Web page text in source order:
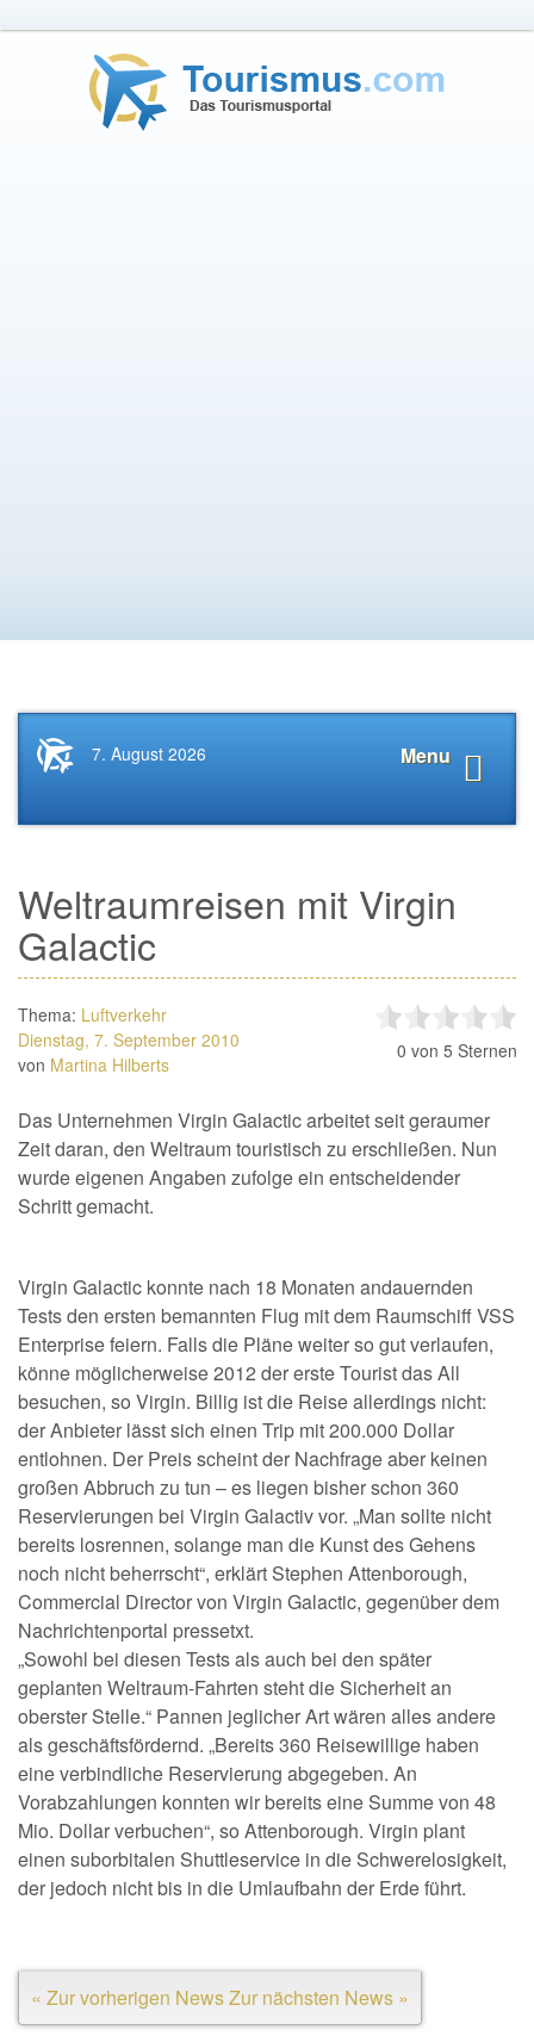
Startseite
News.Tourismus.com
Menu
7. August 2026
Weltraumreisen mit Virgin
Galactic
Thema: Luftverkehr
Dienstag, 7. September 2010
von Martina Hilberts
0 von 5 Sternen
Das Unternehmen Virgin Galactic arbeitet seit geraumer
Zeit daran, den Weltraum touristisch zu erschließen. Nun
wurde eigenen Angaben zufolge ein entscheidender
Schritt gemacht.
Virgin Galactic konnte nach 18 Monaten andauernden
Tests den ersten bemannten Flug mit dem Raumschiff VSS
Enterprise feiern. Falls die Pläne weiter so gut verlaufen,
könne möglicherweise 2012 der erste Tourist das All
besuchen, so Virgin. Billig ist die Reise allerdings nicht:
der Anbieter lässt sich einen Trip mit 200.000 Dollar
entlohnen. Der Preis scheint der Nachfrage aber keinen
großen Abbruch zu tun – es liegen bisher schon 360
Reservierungen bei Virgin Galactiv vor. „Man sollte nicht
bereits losrennen, solange man die Kunst des Gehens
noch nicht beherrscht“, erklärt Stephen Attenborough,
Commercial Director von Virgin Galactic, gegenüber dem
Nachrichtenportal pressetxt.
„Sowohl bei diesen Tests als auch bei den später
geplanten Weltraum-Fahrten steht die Sicherheit an
oberster Stelle.“ Pannen jeglicher Art wären alles andere
als geschäftsfördernd. „Bereits 360 Reisewillige haben
eine verbindliche Reservierung abgegeben. An
Vorabzahlungen konnten wir bereits eine Summe von 48
Mio. Dollar verbuchen“, so Attenborough. Virgin plant
einen suborbitalen Shuttleservice in die Schwerelosigkeit,
der jedoch nicht bis in die Umlaufbahn der Erde führt.
« Zur vorherigen NewsZur nächsten News »